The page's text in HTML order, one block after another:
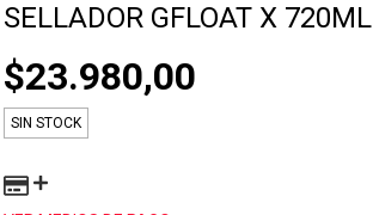
SELLADOR GFLOAT X 720ML
$23.980,00
SIN STOCK